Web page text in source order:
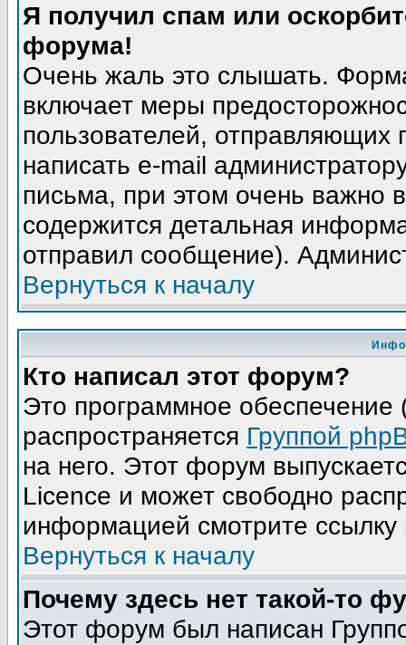
Я получил спам или
форума!
Очень жаль это слышать.
включает меры
пользователей,
написать e-mail
письма, при этом очень важно
содержится детальная
отправил сообщение).
Вернуться к началу
Кто написал этот форум?
Это программное
распространяется Группой
на него. Этот форум
Licence и может свободно
информацией смотрите ссылку
Вернуться к началу
Почему здесь нет такой-то
Этот форум был написан